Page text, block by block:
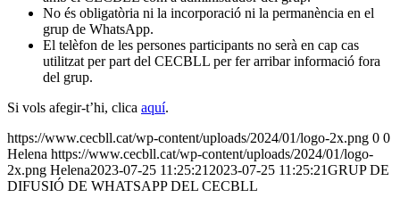
No és obligatòria ni la incorporació ni la permanència en el
grup de WhatsApp.
El telèfon de les persones participants no serà en cap cas
utilitzat per part del CECBLL per fer arribar informació fora
del grup.
Si vols afegir-t’hi, clica aquí.
https://www.cecbll.cat/wp-content/uploads/2024/01/logo-2x.png 0 0
Helena https://www.cecbll.cat/wp-content/uploads/2024/01/logo-
2x.png Helena2023-07-25 11:25:21 2023-07-25 11:25:21GRUP DE
DIFUSIÓ DE WHATSAPP DEL CECBLL